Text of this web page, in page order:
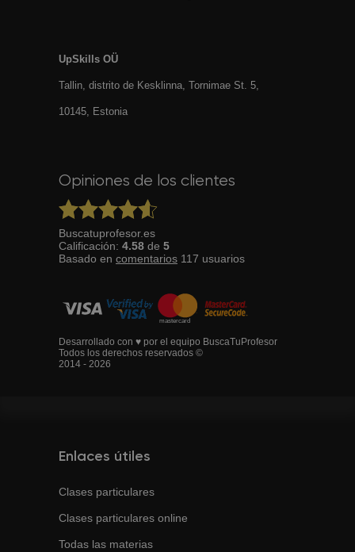
UpSkills OÜ
Tallin, distrito de Kesklinna, Tornimаe St. 5,
10145, Estonia
Opiniones de los clientes
Buscatuprofesor.es
Calificación: 4.58 de 5
Basado en comentarios 117 usuarios
Desarrollado con ♥ por el equipo BuscaTuProfesor
Todos los derechos reservados ©
2014 - 2026
Enlaces útiles
Clases particulares
Clases particulares online
Todas las materias